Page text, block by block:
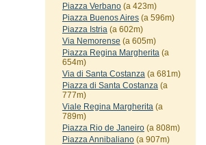
Piazza Verbano(a 423m)
Piazza Buenos Aires(a 596m)
Piazza Istria(a 602m)
Via Nemorense (a 605m)
Piazza Regina Margherita(a
654m)
Via di Santa Costanza(a 681m)
Piazza di Santa Costanza(a
777m)
Viale Regina Margherita(a
789m)
Piazza Rio de Janeiro(a 808m)
Piazza Annibaliano(a 907m)